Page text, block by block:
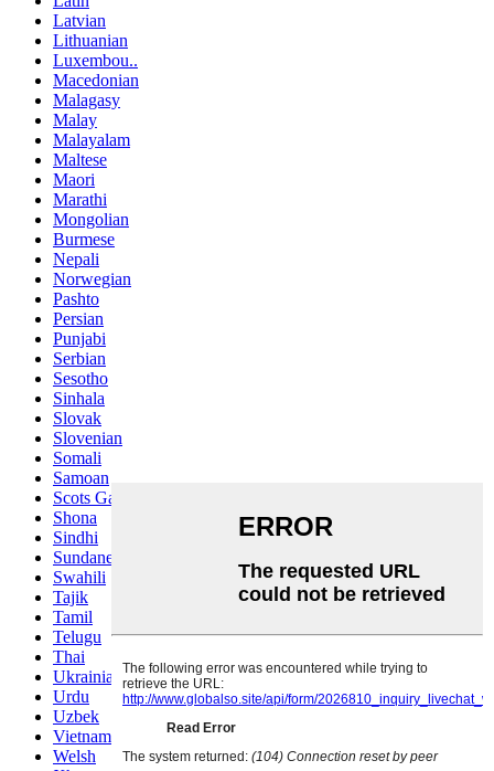
Latvian
Lithuanian
Luxembou..
Macedonian
Malagasy
Malay
Malayalam
Maltese
Maori
Marathi
Mongolian
Burmese
Nepali
Norwegian
Pashto
Persian
Punjabi
Serbian
Sesotho
Sinhala
Slovak
Slovenian
Somali
Samoan
Scots Gaelic
Shona
Sindhi
Sundanese
Swahili
Tajik
Tamil
Telugu
Thai
Ukrainian
Urdu
Uzbek
Vietnamese
Welsh